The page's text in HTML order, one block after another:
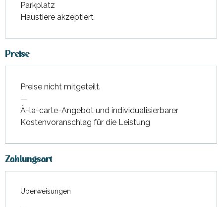
Parkplatz
Haustiere akzeptiert
Preise
Preise nicht mitgeteilt.
—
À-la-carte-Angebot und individualisierbarer
Kostenvoranschlag für die Leistung
Zahlungsart
Überweisungen